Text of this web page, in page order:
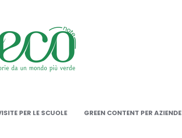
PER LE SCUOLE GREEN CONTENT PER AZIENDE